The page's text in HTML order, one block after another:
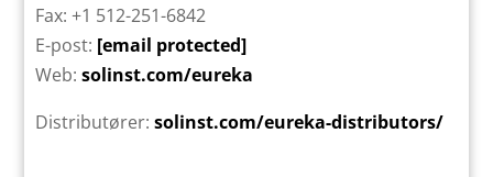
Fax: +1 512-251-6842
E-post: [email protected]
Web:solinst.com/eureka
Distributører:solinst.com/eureka-distributors/